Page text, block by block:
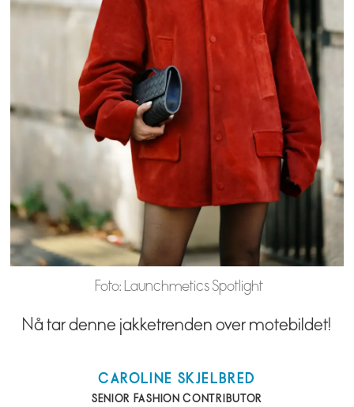
Foto: Launchmetics Spotlight
Nå tar denne jakketrenden over motebildet!
CAROLINE SKJELBRED
SENIOR FASHION CONTRIBUTOR